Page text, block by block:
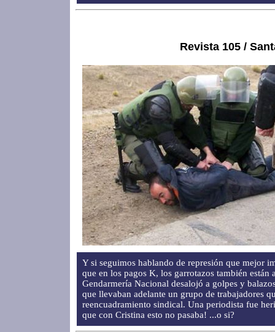
Revista 105 /
Y si seguimos hablando de represión que mejor
que en los pagos K, los garrotazos también están
Gendarmería Nacional desalojó a golpes y
que llevaban adelante un grupo de trabajadores
reencuadramiento sindical. Una periodista fue
que con Cristina esto no pasaba! ...o si?